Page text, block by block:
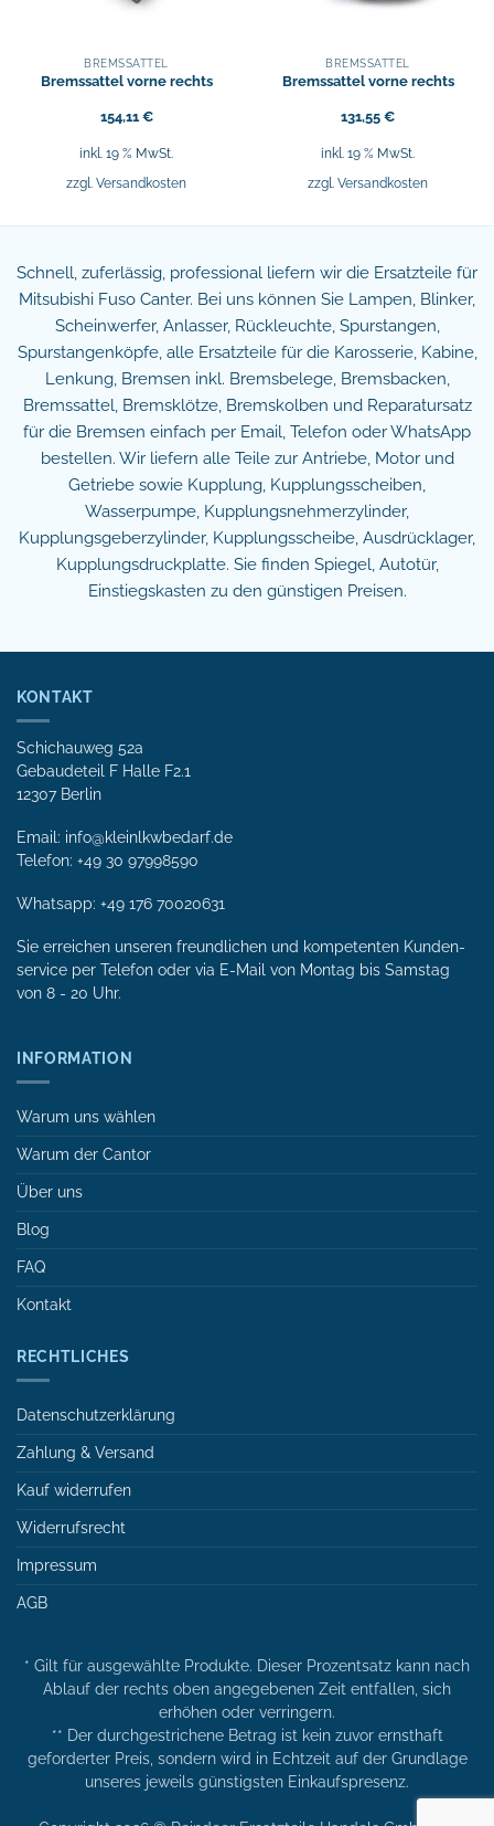
BREMSSÄTTEL
Bremssattel vorne rechts
154,11€
inkl. 19 % MwSt.
zzgl. Versandkosten
BREMSSÄTTEL
Bremssattel vorne rechts
131,55 €
inkl. 19 % MwSt.
zzgl. Versandkosten
Schnell, zuferlässig, professional liefern wir die Ersatzteile für
Mitsubishi Fuso Canter. Bei uns können Sie Lampen, Blinker,
Scheinwerfer, Anlasser, Rückleuchte, Spurstangen,
Spurstangenköpfe, alle Ersatzteile für die Karosserie, Kabine,
Lenkung, Bremsen inkl. Bremsbelege, Bremsbacken,
Bremssattel, Bremsklötze, Bremskolben und Reparatursatz
für die Bremsen einfach per Email, Telefon oder WhatsApp
bestellen. Wir liefern alle Teile zur Antriebe, Motor und
Getriebe sowie Kupplung, Kupplungsscheiben,
Wasserpumpe, Kupplungsnehmerzylinder,
Kupplungsgeberzylinder, Kupplungsscheibe, Ausdrücklager,
Kupplungsdruckplatte. Sie finden Spiegel, Autotür,
Einstiegskasten zu den günstigen Preisen.
KONTAKT
Schichauweg 52a
Gebaudeteil F Halle F2.1
12307 Berlin
Email: info@kleinlkwbedarf.de
Telefon: +49 30 97998590
Whatsapp: +49 176 70020631
Sie erreichen unseren freundlichen und kompetenten Kunden­
service per Tele­fon oder via E-Mail von Mon­tag bis Samstag
von 8 - 20 Uhr.
INFORMATION
Warum uns wählen
Warum der Cantor
Über uns
Blog
FAQ
Kontakt
RECHTLICHES
Datenschutzerklärung
Zahlung & Versand
Kauf widerrufen
Widerrufsrecht
Impressum
AGB
* Gilt für ausgewählte Produkte. Dieser Prozentsatz kann nach
Ablauf der rechts oben angegebenen Zeit entfallen, sich
erhöhen oder verringern.
** Der durchgestrichene Betrag ist kein zuvor ernsthaft
geforderter Preis, sondern wird in Echtzeit auf der Grundlage
unseres jeweils günstigsten Einkaufspresenz.